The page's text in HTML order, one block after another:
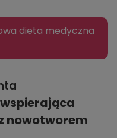
dieta medyczna
nowotworem